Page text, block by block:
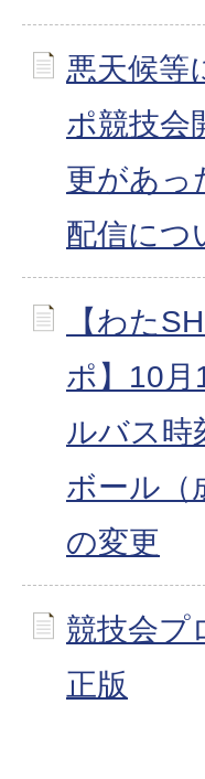
悪天候等
ポ競技会
更があっ
配信につ
【わた
ポ】10月
ルバス時
ボール（
の変更
競技会プ
正版